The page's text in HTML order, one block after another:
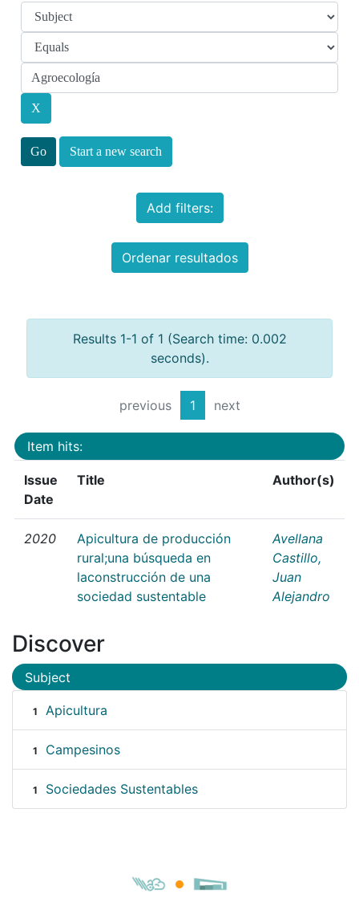
Start a new search
Add filters:
Ordenar resultados
Results 1-1 of 1 (Search time: 0.002
seconds).
previous 1 next
Item hits:
Issue
Date
Title Author(s)
2020
Apicultura de producción
rural;una búsqueda en
laconstrucción de una
sociedad sustentable
Avellana
Castillo,
Juan
Alejandro
Discover
Subject
1 Apicultura
1 Campesinos
1 Sociedades Sustentables